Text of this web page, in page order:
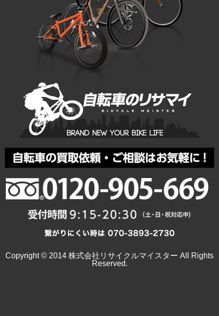
Copyright © 2014 株式会社リサイクルマイスター All Rights
Reserved.